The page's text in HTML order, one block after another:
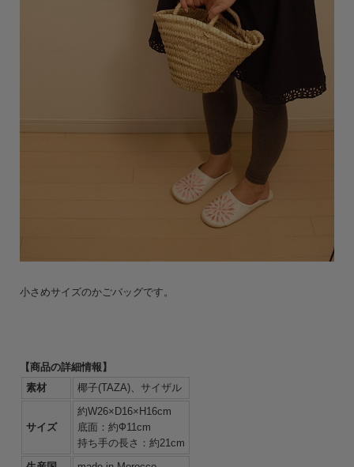
小さめサイズのかごバッグです。
【商品の詳細情報】
素材
椰子(TAZA)、サイザル
サイズ
約W26×D16×H16cm
底面：約Ф11cm
持ち手の長さ：約21cm